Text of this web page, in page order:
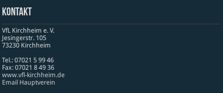
Kontakt
VfL Kirchheim e. V.
Jesinger­str. 105
73230 Kirch­heim
Tel.: 07021 5 99 46
Fax: 07021 8 49 36
www​.vfl​-kirch​heim​.de
Email Hauptverein